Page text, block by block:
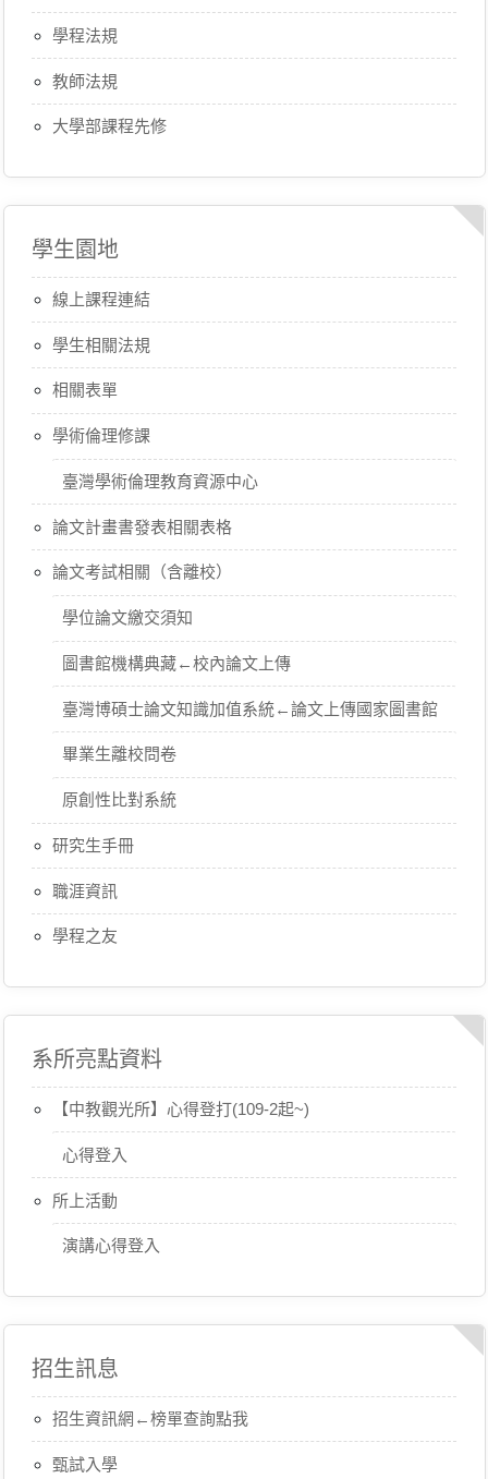
學程法規
教師法規
大學部課程先修
學生園地
線上課程連結
學生相關法規
相關表單
學術倫理修課
臺灣學術倫理教育資源中心
論文計畫書發表相關表格
論文考試相關（含離校）
學位論文繳交須知
圖書館機構典藏←校內論文上傳
臺灣博碩士論文知識加值系統←論文上傳國家圖書館
畢業生離校問卷
原創性比對系統
研究生手冊
職涯資訊
學程之友
系所亮點資料
【中教觀光所】心得登打(109-2起~)
心得登入
所上活動
演講心得登入
招生訊息
招生資訊網←榜單查詢點我
甄試入學